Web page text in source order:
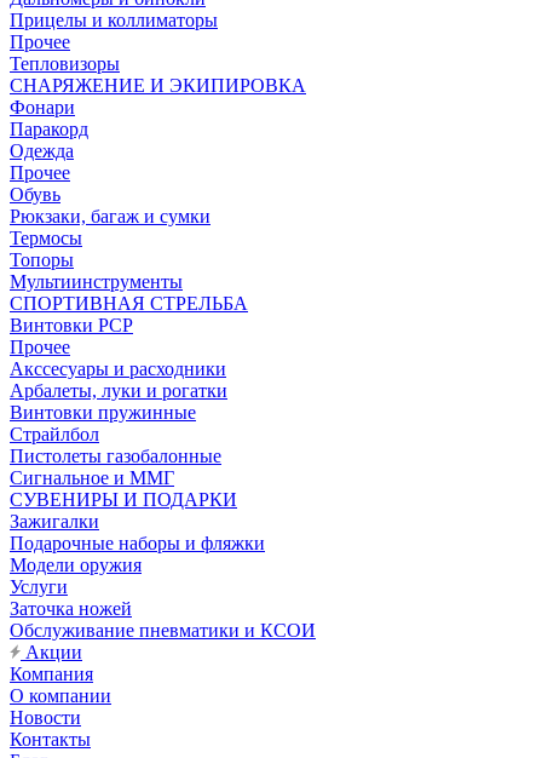
Прицелы и коллиматоры
Прочее
Тепловизоры
СНАРЯЖЕНИЕ И ЭКИПИРОВКА
Фонари
Паракорд
Одежда
Прочее
Обувь
Рюкзаки, багаж и сумки
Термосы
Топоры
Мультиинструменты
СПОРТИВНАЯ СТРЕЛЬБА
Винтовки PCP
Прочее
Акссесуары и расходники
Арбалеты, луки и рогатки
Винтовки пружинные
Страйлбол
Пистолеты газобалонные
Сигнальное и ММГ
СУВЕНИРЫ И ПОДАРКИ
Зажигалки
Подарочные наборы и фляжки
Модели оружия
Услуги
Заточка ножей
Обслуживание пневматики и КСОИ
Акции
Компания
О компании
Новости
Контакты